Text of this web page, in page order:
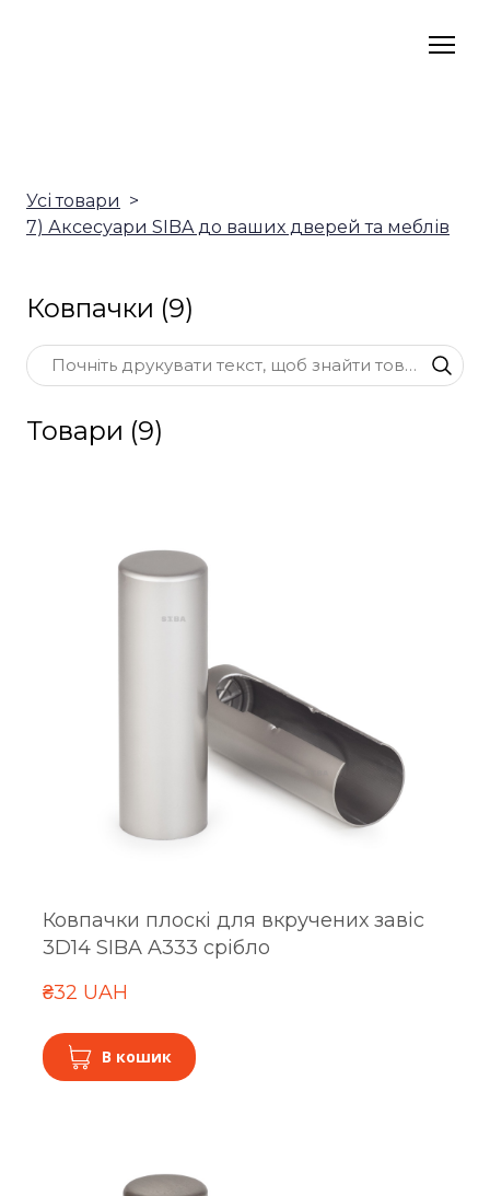
Усі товари
7) Аксесуари SIBA до ваших дверей та меблів
Ковпачки (9)
Товари (9)
Ковпачки плоскі для вкручених завіс
3D14 SIBA A333 срібло
₴32 UAH
В кошик